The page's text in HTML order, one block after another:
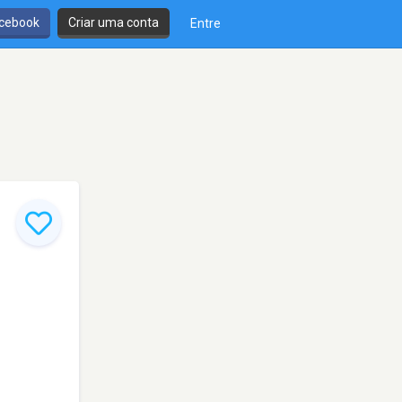
Criar uma conta Entre